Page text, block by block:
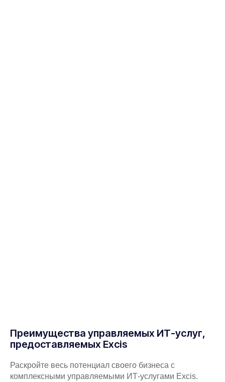
Преимущества управляемых ИТ-услуг,
предоставляемых Excis
Раскройте весь потенциал своего бизнеса с
комплексными управляемыми ИТ-услугами Excis.